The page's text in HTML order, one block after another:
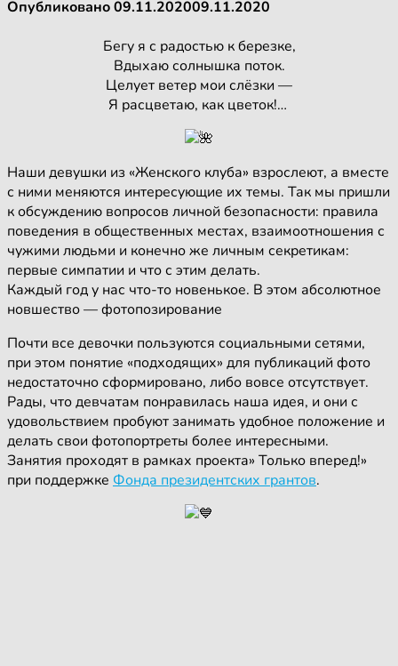
Опубликовано09.11.202009.11.2020
Бегу я с радостью к березке,
Вдыхаю солнышка поток.
Целует ветер мои слёзки —
Я расцветаю, как цветок!…
Наши девушки из «Женского клуба» взрослеют, а вместе
с ними меняются интересующие их темы. Так мы пришли
к обсуждению вопросов личной безопасности: правила
поведения в общественных местах, взаимоотношения с
чужими людьми и конечно же личным секретикам:
первые симпатии и что с этим делать.
Каждый год у нас что-то новенькое. В этом абсолютное
новшество — фотопозирование
Почти все девочки пользуются социальными сетями,
при этом понятие «подходящих» для публикаций фото
недостаточно сформировано, либо вовсе отсутствует.
Рады, что девчатам понравилась наша идея, и они с
удовольствием пробуют занимать удобное положение и
делать свои фотопортреты более интересными.
Занятия проходят в рамках проекта» Только вперед!»
при поддержке Фонда президентских грантов.